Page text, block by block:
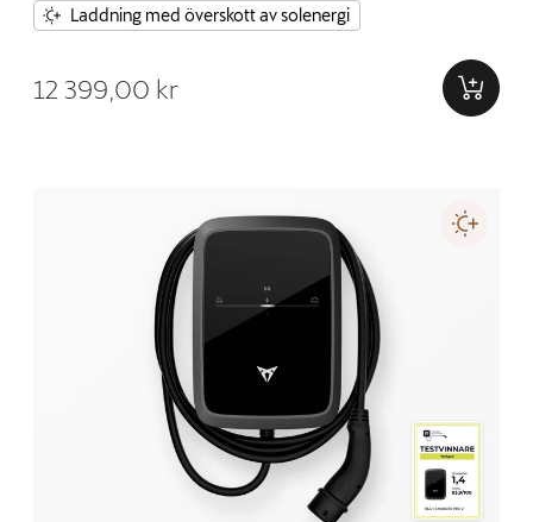
Laddning med överskott av solenergi
12 399,00 kr